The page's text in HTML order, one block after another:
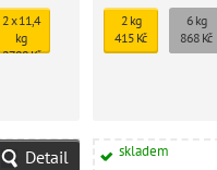
2 x 11,4
kg
2788 Kč
Detail
dospělosti dosahují
2 kg
415 Kč
6 kg
868 Kč
skladem